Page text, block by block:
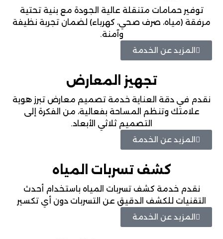
توفير حمامات متنقلة عالية الجودة مع بنية تحتية
مرفقة (مياه، صرف صحي، كهرباء) لضمان تجربة نظيفة
وآمنة.
المزيد عن الخدمة
تجهيز المعارض
نقدم في دقة العناية خدمة تصميم معارض تبرز هوية
علامتك وتنظم المساحة بفعالية، من الفكرة إلى
التصميم ثلاثي الأبعاد.
المزيد عن الخدمة
كشف تسربات المياه
نقدم خدمة كشف تسربات المياه باستخدام أحدث
التقنيات للكشف الدقيق عن التسربات دون أي تكسير
المزيد عن الخدمة